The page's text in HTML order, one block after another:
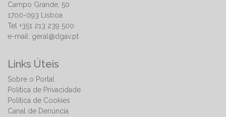
Campo Grande, 50
1700-093 Lisboa
Tel +351 213 239 500
e-mail: geral@dgav.pt
Links Úteis
Sobre o Portal
Política de Privacidade
Política de Cookies
Canal de Denúncia